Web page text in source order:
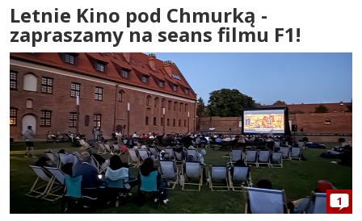
Letnie Kino pod Chmurką -
zapraszamy na seans filmu F1!
1